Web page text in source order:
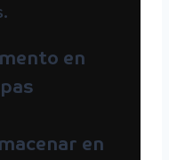
en
en